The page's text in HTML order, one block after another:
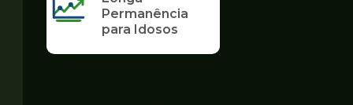
Permanência
para Idosos